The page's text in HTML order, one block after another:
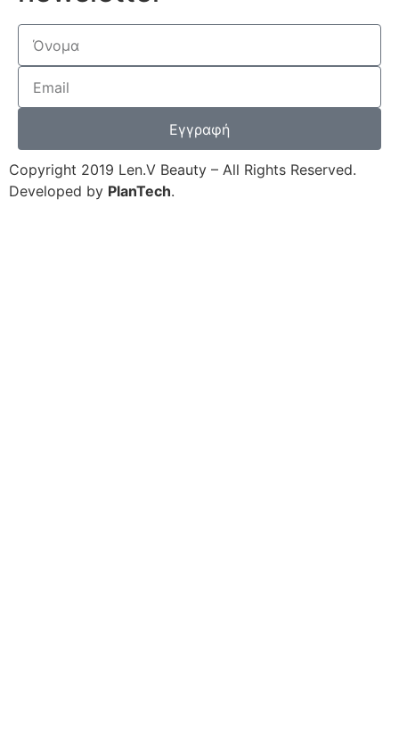
Εγγραφή
Copyright 2019 Len.V Beauty – All Rights Reserved.
Developed by PlanTech.